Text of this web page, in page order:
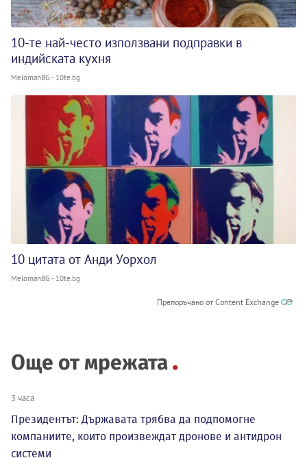
10-те най-често използвани подправки в
индийската кухня
MelomanBG - 10te.bg
10 цитата от Анди Уорхол
MelomanBG - 10te.bg
Препоръчано от Content Exchange
Още от мрежата
3 часа
Президентът: Държавата трябва да подпомогне
компаниите, които произвеждат дронове и антидрон
системи